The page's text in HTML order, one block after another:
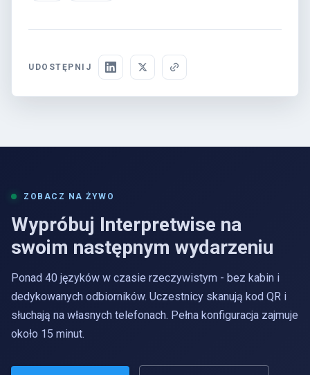
UDOSTĘPNIJ
ZOBACZ NA ŻYWO
Wypróbuj Interpretwise na
swoim następnym wydarzeniu
Ponad 40 języków w czasie rzeczywistym - bez kabin i
dedykowanych odbiorników. Uczestnicy skanują kod QR i
słuchają na własnych telefonach. Pełna konfiguracja zajmuje
około 15 minut.